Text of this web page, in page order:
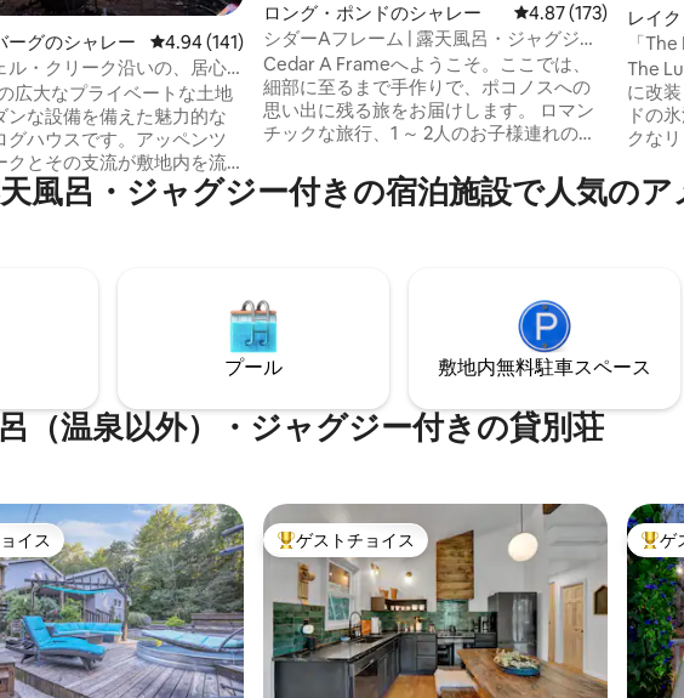
つ星の平均評価
ーグのシャレー レビュー141件、5つ星中4.94つ星の平均評価
4.94 (141)
ル・クリーク沿いの、居心
ノスの三角屋根の家
広大なプライベートな土地
ンな設備を備えた魅力的な
グハウスです。アッペンツ
クとその支流が敷地内を流
リラックスした休暇にぴっ
ウェアウォーターギャッ
ラン、リゾート、カジノな
す。デッキでグリルを楽し
の小川の音に耳を傾けた
ーに浸かったり、サウナで
、小川に足を浸したりして
さい。*パーティーハウスで
*
ロング・ポンドのシャレー レビュー173件、5
4.87 (173)
シダーAフレーム | 露天風呂・ジャグジー |
焚き火台 | 暖炉
Cedar A Frameへようこそ。ここでは、
細部に至るまで手作りで、ポコノスへの
思い出に残る旅をお届けします。 ロマン
チックな旅行、1 ～ 2人のお子様連れのカ
行に最適です。 準備が整ったら、エリア
のハイキングコースに行ったり、ゲレン
呂・ジャグジー - フルキッチン モダンで
素朴なプロのデザイン 55インチスマート
テレビ 駐車場4台分 高速Wi-Fi -すべてのエ
リアのアトラクションに近い
レイ
ウス
「
トの
The
に改
ドの
クな
ィン
して
た場
ニン
ノ・
れる
風呂・ジャグジー付きの宿泊施設で人気の
プール 敷地内無料駐⁠車ス⁠ペ⁠ー⁠ス
（温泉以外）・ジャグジー付きの貸別荘
トチョイスです。
イス 大好評のゲストチョイスです。
ゲストチョイス 大好
ゲ